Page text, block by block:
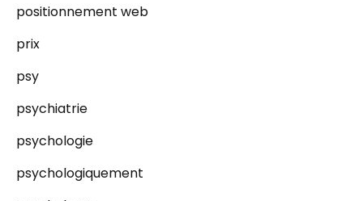
positionnement web
prix
psy
psychiatrie
psychologie
psychologiquement